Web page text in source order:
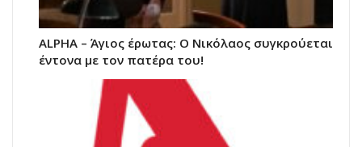
ALPHA – Άγιος έρωτας: Ο Νικόλαος συγκρούεται
έντονα με τον πατέρα του!